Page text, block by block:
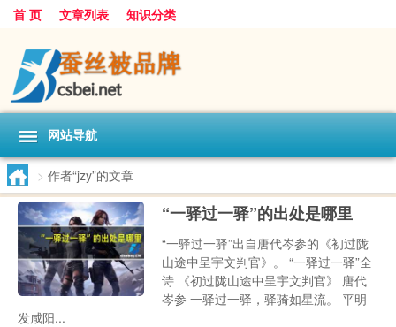
首 页 文章列表 知识分类
网站导航
> 作者“jzy”的文章
“一驿过一驿”的出处是哪里
“一驿过一驿”出自唐代岑参的《初过陇
山途中呈宇文判官》。 “一驿过一驿”全
诗 《初过陇山途中呈宇文判官》 唐代
岑参 一驿过一驿，驿骑如星流。 平明
发咸阳...